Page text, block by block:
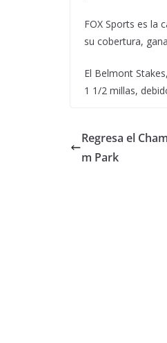
FOX Sports es la
su cobertura,
El Belmont
1 1/2 millas,
Regresa el
m Park